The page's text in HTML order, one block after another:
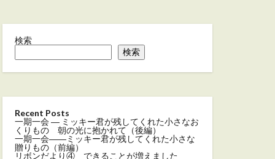
検索
検索
Recent Posts
一期一会 ― ミッキー君が残してくれた小さなお
くりもの 朝の光に抱かれて（後編）
一期一会――ミッキー君が残してくれた小さな
贈りもの（前編）
リボンだより④ できることが増えました